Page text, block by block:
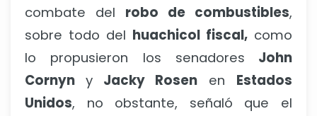
combate del robo de combustibles,
sobre todo del huachicol fiscal, como
lo propusieron los senadores John
Cornyn yJacky Rosen en Estados
Unidos, no obstante, señaló que el